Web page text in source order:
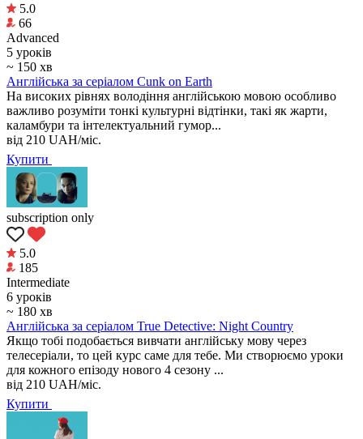
5.0
66
Аdvanced
5 уроків
~ 150 хв
Англійська за серіалом Cunk on Earth
На високих рівнях володіння англійською мовою особливо
важливо розуміти тонкі культурні відтінки, такі як жарти,
каламбури та інтелектуальний гумор...
від 210 UAH/міс.
Купити
subscription only
5.0
185
Intermediate
6 уроків
~ 180 хв
Англійська за серіалом True Detective: Night Country
Якщо тобі подобається вивчати англійську мову через
телесеріали, то цей курс саме для тебе. Ми створюємо уроки
для кожного епізоду нового 4 сезону ...
від 210 UAH/міс.
Купити